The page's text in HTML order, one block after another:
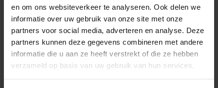
en om ons websiteverkeer te analyseren. Ook delen we
informatie over uw gebruik van onze site met onze
partners voor social media, adverteren en analyse. Deze
partners kunnen deze gegevens combineren met andere
informatie die u aan ze heeft verstrekt of die ze hebben
verzameld op basis van uw gebruik van hun services.
Wat je misschien ook leuk vindt